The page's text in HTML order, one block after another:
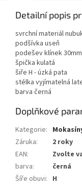
Detailní popis
svrchní materiál
podšívka useň
podešev klínek 30mm
špička kulatá
šiře H - úzká pata
stélka vyjímatelná
barva černá
Doplňkové
Kategorie:
Záruka:
2 roky
EAN:
Zvolte
barva:
černá
Šíře obuvi: H